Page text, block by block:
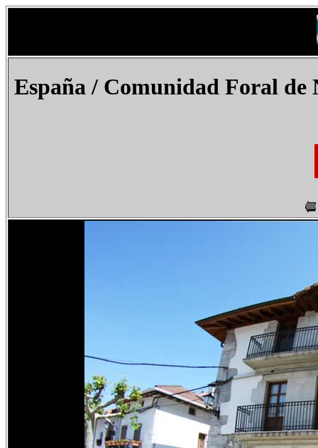
España/ Comunidad Foral de